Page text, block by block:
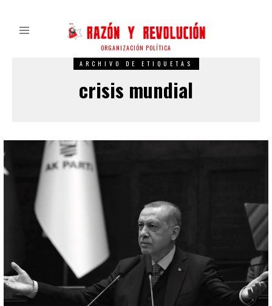
ORGANIZACIÓN POLÍTICA
ARCHIVO DE ETIQUETAS
crisis mundial